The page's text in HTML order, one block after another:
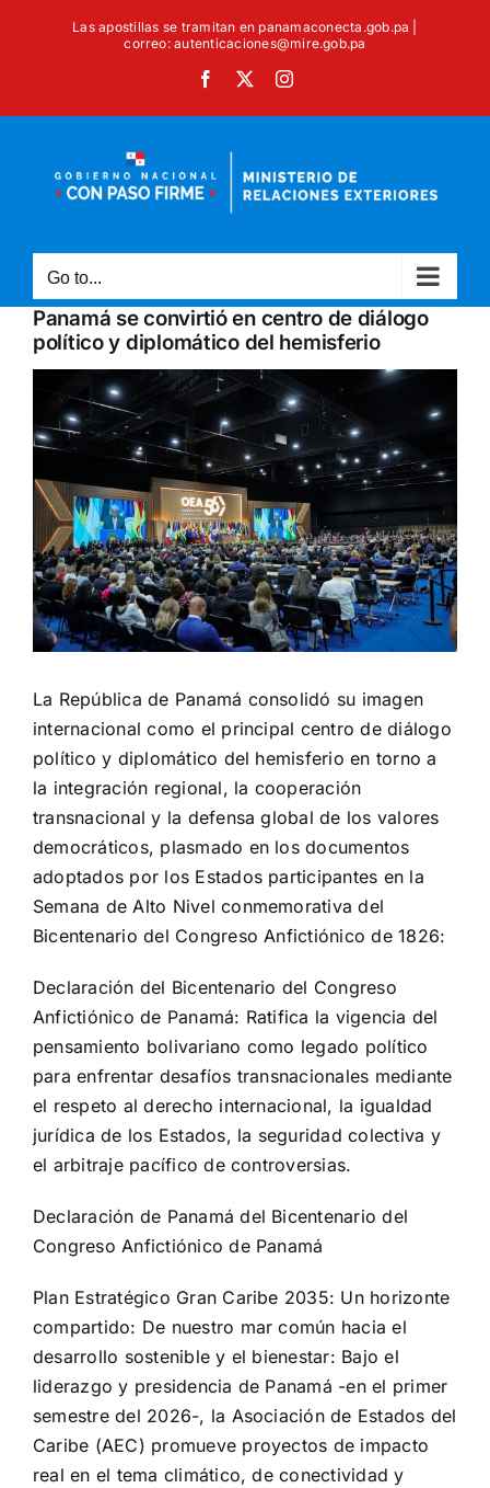
Las apostillas se tramitan en panamaconecta.gob.pa |
correo: autenticaciones@mire.gob.pa
Facebook Instagram
Go to...
Panamá se convirtió en centro de diálogo
político y diplomático del hemisferio
Larger
Image
La República de Panamá consolidó su imagen
internacional como el principal centro de diálogo
político y diplomático del hemisferio en torno a
la integración regional, la cooperación
transnacional y la defensa global de los valores
democráticos, plasmado en los documentos
adoptados por los Estados participantes en la
Semana de Alto Nivel conmemorativa del
Bicentenario del Congreso Anfictiónico de 1826:
Declaración del Bicentenario del Congreso
Anfictiónico de Panamá: Ratifica la vigencia del
pensamiento bolivariano como legado político
para enfrentar desafíos transnacionales mediante
el respeto al derecho internacional, la igualdad
jurídica de los Estados, la seguridad colectiva y
el arbitraje pacífico de controversias.
Declaración de Panamá del Bicentenario del
Congreso Anfictiónico de Panamá
Plan Estratégico Gran Caribe 2035: Un horizonte
compartido: De nuestro mar común hacia el
desarrollo sostenible y el bienestar: Bajo el
liderazgo y presidencia de Panamá -en el primer
semestre del 2026-, la Asociación de Estados del
Caribe (AEC) promueve proyectos de impacto
real en el tema climático, de conectividad y